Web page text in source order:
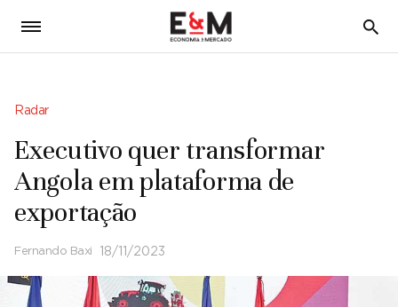
5
Radar
Executivo quer transformar
Angola em plataforma de
exportação
Fernando Baxi 18/11/2023